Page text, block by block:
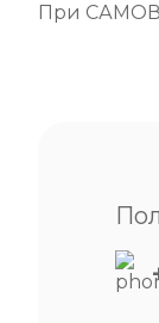
При